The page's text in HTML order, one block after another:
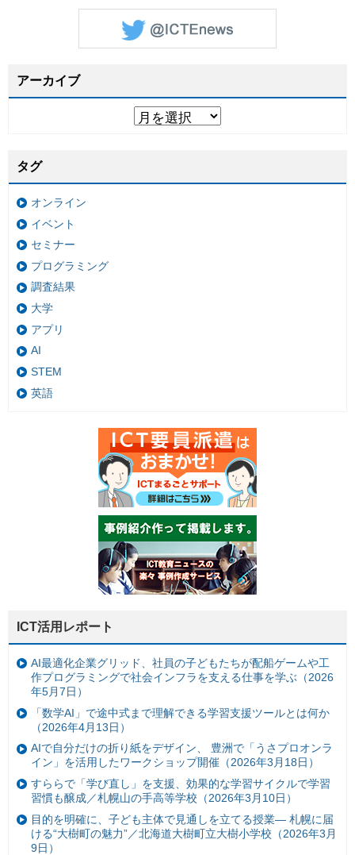
アーカイブ
タグ
オンライン
イベント
セミナー
プログラミング
調査結果
大学
アプリ
AI
STEM
英語
ICT活用レポート
AI最適化企業グリッド、社員の子どもたちが配船ゲームや工
作プログラミングで社会インフラを支える仕事を学ぶ（2026
年5月7日）
「数学AI」で途中式まで理解できる学習支援ツールとは何か
（2026年4月13日）
AIで自分だけの折り紙をデザイン、 豊洲で「うさプロオンラ
イン」を活用したワークショップ開催（2026年3月18日）
すららで「学び直し」を支援、効果的な学習サイクルで学習
習慣も醸成／札幌山の手高等学校（2026年3月10日）
目的を明確に、子ども主体で見通しを立てる授業— 札幌に届
ける“大樹町の魅力”／北海道大樹町立大樹小学校（2026年3月
9日）